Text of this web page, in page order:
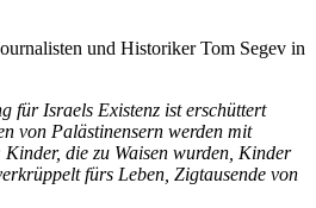
und Historiker Tom Segev in
für Israels Existenz ist erschüttert
von Palästinensern werden mit
die zu Waisen wurden, Kinder
fürs Leben, Zigtausende von